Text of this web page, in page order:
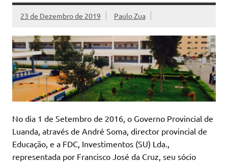
23 de Dezembro de 2019 Paulo Zua
No dia 1 de Setembro de 2016, o Governo Provincial de
Luanda, através de André Soma, director provincial de
Educação, e a FDC, Investimentos (SU) Lda.,
representada por Francisco José da Cruz, seu sócio